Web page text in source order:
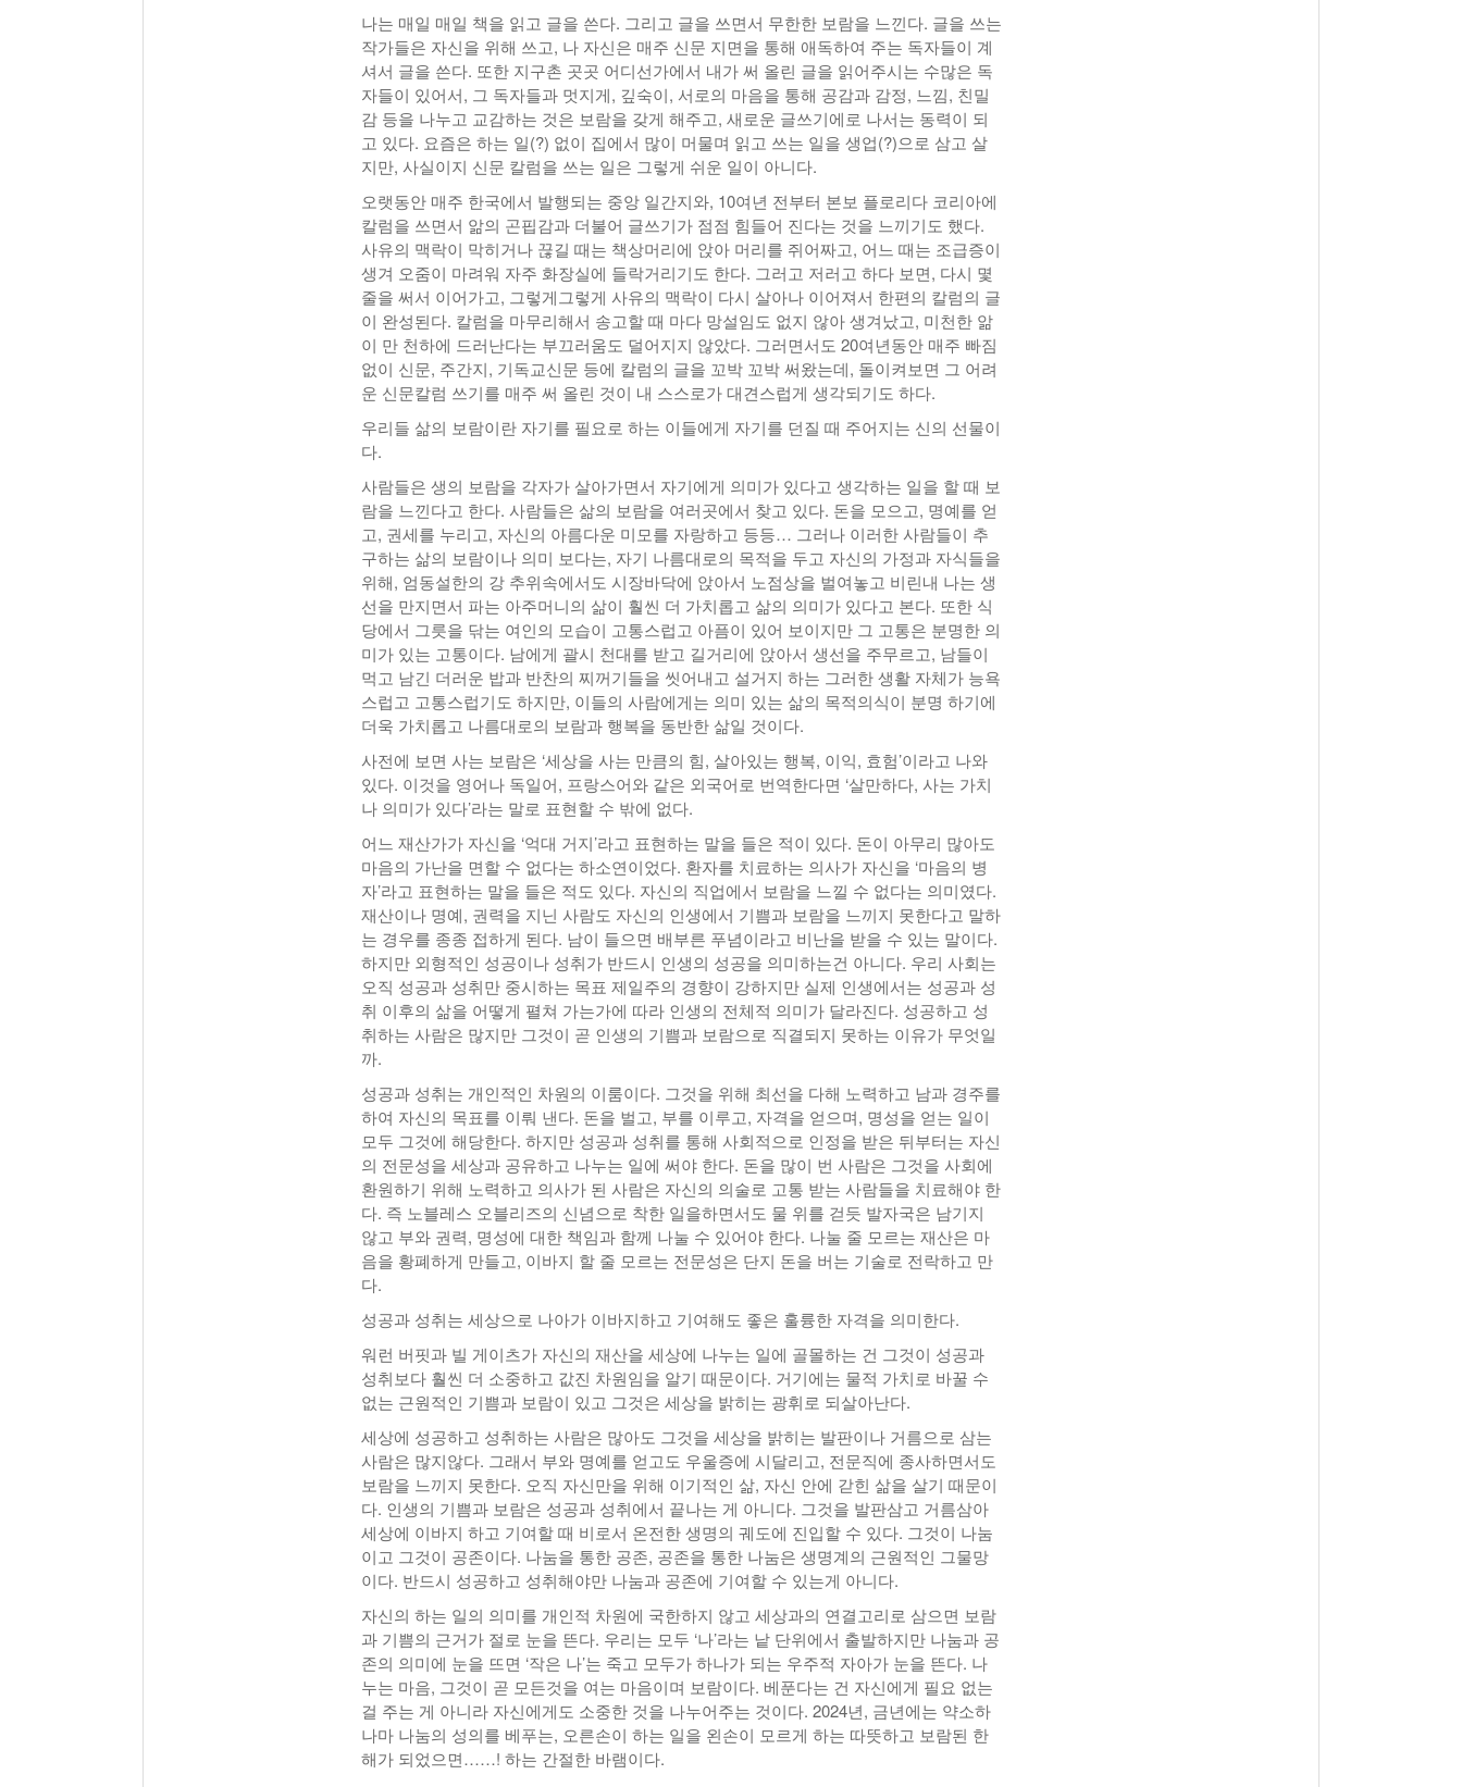
나는 매일 매일 책을 읽고 글을 쓴다. 그리고 글을 쓰면서 무한한 보람을 느낀다. 글을 쓰는
작가들은 자신을 위해 쓰고, 나 자신은 매주 신문 지면을 통해 애독하여 주는 독자들이 계
셔서 글을 쓴다. 또한 지구촌 곳곳 어디선가에서 내가 써 올린 글을 읽어주시는 수많은 독
자들이 있어서, 그 독자들과 멋지게, 깊숙이, 서로의 마음을 통해 공감과 감정, 느낌, 친밀
감 등을 나누고 교감하는 것은 보람을 갖게 해주고, 새로운 글쓰기에로 나서는 동력이 되
고 있다. 요즘은 하는 일(?) 없이 집에서 많이 머물며 읽고 쓰는 일을 생업(?)으로 삼고 살
지만, 사실이지 신문 칼럼을 쓰는 일은 그렇게 쉬운 일이 아니다.
오랫동안 매주 한국에서 발행되는 중앙 일간지와, 10여년 전부터 본보 플로리다 코리아에
칼럼을 쓰면서 앎의 곤핍감과 더불어 글쓰기가 점점 힘들어 진다는 것을 느끼기도 했다.
사유의 맥락이 막히거나 끊길 때는 책상머리에 앉아 머리를 쥐어짜고, 어느 때는 조급증이
생겨 오줌이 마려워 자주 화장실에 들락거리기도 한다. 그러고 저러고 하다 보면, 다시 몇
줄을 써서 이어가고, 그렇게그렇게 사유의 맥락이 다시 살아나 이어져서 한편의 칼럼의 글
이 완성된다. 칼럼을 마무리해서 송고할 때 마다 망설임도 없지 않아 생겨났고, 미천한 앎
이 만 천하에 드러난다는 부끄러움도 덜어지지 않았다. 그러면서도 20여년동안 매주 빠짐
없이 신문, 주간지, 기독교신문 등에 칼럼의 글을 꼬박 꼬박 써왔는데, 돌이켜보면 그 어려
운 신문칼럼 쓰기를 매주 써 올린 것이 내 스스로가 대견스럽게 생각되기도 하다.
우리들 삶의 보람이란 자기를 필요로 하는 이들에게 자기를 던질 때 주어지는 신의 선물이
다.
사람들은 생의 보람을 각자가 살아가면서 자기에게 의미가 있다고 생각하는 일을 할 때 보
람을 느낀다고 한다. 사람들은 삶의 보람을 여러곳에서 찾고 있다. 돈을 모으고, 명예를 얻
고, 권세를 누리고, 자신의 아름다운 미모를 자랑하고 등등… 그러나 이러한 사람들이 추
구하는 삶의 보람이나 의미 보다는, 자기 나름대로의 목적을 두고 자신의 가정과 자식들을
위해, 엄동설한의 강 추위속에서도 시장바닥에 앉아서 노점상을 벌여놓고 비린내 나는 생
선을 만지면서 파는 아주머니의 삶이 훨씬 더 가치롭고 삶의 의미가 있다고 본다. 또한 식
당에서 그릇을 닦는 여인의 모습이 고통스럽고 아픔이 있어 보이지만 그 고통은 분명한 의
미가 있는 고통이다. 남에게 괄시 천대를 받고 길거리에 앉아서 생선을 주무르고, 남들이
먹고 남긴 더러운 밥과 반찬의 찌꺼기들을 씻어내고 설거지 하는 그러한 생활 자체가 능욕
스럽고 고통스럽기도 하지만, 이들의 사람에게는 의미 있는 삶의 목적의식이 분명 하기에
더욱 가치롭고 나름대로의 보람과 행복을 동반한 삶일 것이다.
사전에 보면 사는 보람은 ‘세상을 사는 만큼의 힘, 살아있는 행복, 이익, 효험’이라고 나와
있다. 이것을 영어나 독일어, 프랑스어와 같은 외국어로 번역한다면 ‘살만하다, 사는 가치
나 의미가 있다’라는 말로 표현할 수 밖에 없다.
어느 재산가가 자신을 ‘억대 거지’라고 표현하는 말을 들은 적이 있다. 돈이 아무리 많아도
마음의 가난을 면할 수 없다는 하소연이었다. 환자를 치료하는 의사가 자신을 ‘마음의 병
자’라고 표현하는 말을 들은 적도 있다. 자신의 직업에서 보람을 느낄 수 없다는 의미였다.
재산이나 명예, 권력을 지닌 사람도 자신의 인생에서 기쁨과 보람을 느끼지 못한다고 말하
는 경우를 종종 접하게 된다. 남이 들으면 배부른 푸념이라고 비난을 받을 수 있는 말이다.
하지만 외형적인 성공이나 성취가 반드시 인생의 성공을 의미하는건 아니다. 우리 사회는
오직 성공과 성취만 중시하는 목표 제일주의 경향이 강하지만 실제 인생에서는 성공과 성
취 이후의 삶을 어떻게 펼쳐 가는가에 따라 인생의 전체적 의미가 달라진다. 성공하고 성
취하는 사람은 많지만 그것이 곧 인생의 기쁨과 보람으로 직결되지 못하는 이유가 무엇일
까.
성공과 성취는 개인적인 차원의 이룸이다. 그것을 위해 최선을 다해 노력하고 남과 경주를
하여 자신의 목표를 이뤄 낸다. 돈을 벌고, 부를 이루고, 자격을 얻으며, 명성을 얻는 일이
모두 그것에 해당한다. 하지만 성공과 성취를 통해 사회적으로 인정을 받은 뒤부터는 자신
의 전문성을 세상과 공유하고 나누는 일에 써야 한다. 돈을 많이 번 사람은 그것을 사회에
환원하기 위해 노력하고 의사가 된 사람은 자신의 의술로 고통 받는 사람들을 치료해야 한
다. 즉 노블레스 오블리즈의 신념으로 착한 일을하면서도 물 위를 걷듯 발자국은 남기지
않고 부와 권력, 명성에 대한 책임과 함께 나눌 수 있어야 한다. 나눌 줄 모르는 재산은 마
음을 황폐하게 만들고, 이바지 할 줄 모르는 전문성은 단지 돈을 버는 기술로 전락하고 만
다.
성공과 성취는 세상으로 나아가 이바지하고 기여해도 좋은 훌륭한 자격을 의미한다.
워런 버핏과 빌 게이츠가 자신의 재산을 세상에 나누는 일에 골몰하는 건 그것이 성공과
성취보다 훨씬 더 소중하고 값진 차원임을 알기 때문이다. 거기에는 물적 가치로 바꿀 수
없는 근원적인 기쁨과 보람이 있고 그것은 세상을 밝히는 광휘로 되살아난다.
세상에 성공하고 성취하는 사람은 많아도 그것을 세상을 밝히는 발판이나 거름으로 삼는
사람은 많지않다. 그래서 부와 명예를 얻고도 우울증에 시달리고, 전문직에 종사하면서도
보람을 느끼지 못한다. 오직 자신만을 위해 이기적인 삶, 자신 안에 갇힌 삶을 살기 때문이
다. 인생의 기쁨과 보람은 성공과 성취에서 끝나는 게 아니다. 그것을 발판삼고 거름삼아
세상에 이바지 하고 기여할 때 비로서 온전한 생명의 궤도에 진입할 수 있다. 그것이 나눔
이고 그것이 공존이다. 나눔을 통한 공존, 공존을 통한 나눔은 생명계의 근원적인 그물망
이다. 반드시 성공하고 성취해야만 나눔과 공존에 기여할 수 있는게 아니다.
자신의 하는 일의 의미를 개인적 차원에 국한하지 않고 세상과의 연결고리로 삼으면 보람
과 기쁨의 근거가 절로 눈을 뜬다. 우리는 모두 ‘나’라는 낱 단위에서 출발하지만 나눔과 공
존의 의미에 눈을 뜨면 ‘작은 나’는 죽고 모두가 하나가 되는 우주적 자아가 눈을 뜬다. 나
누는 마음, 그것이 곧 모든것을 여는 마음이며 보람이다. 베푼다는 건 자신에게 필요 없는
걸 주는 게 아니라 자신에게도 소중한 것을 나누어주는 것이다. 2024년, 금년에는 약소하
나마 나눔의 성의를 베푸는, 오른손이 하는 일을 왼손이 모르게 하는 따뜻하고 보람된 한
해가 되었으면……! 하는 간절한 바램이다.